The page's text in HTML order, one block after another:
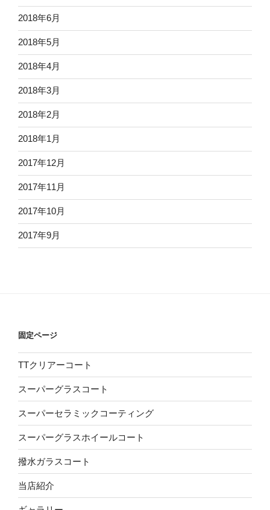
2018年6月
2018年5月
2018年4月
2018年3月
2018年2月
2018年1月
2017年12月
2017年11月
2017年10月
2017年9月
固定ページ
TTクリアーコート
スーパーグラスコート
スーパーセラミックコーティング
スーパーグラスホイールコート
撥水ガラスコート
当店紹介